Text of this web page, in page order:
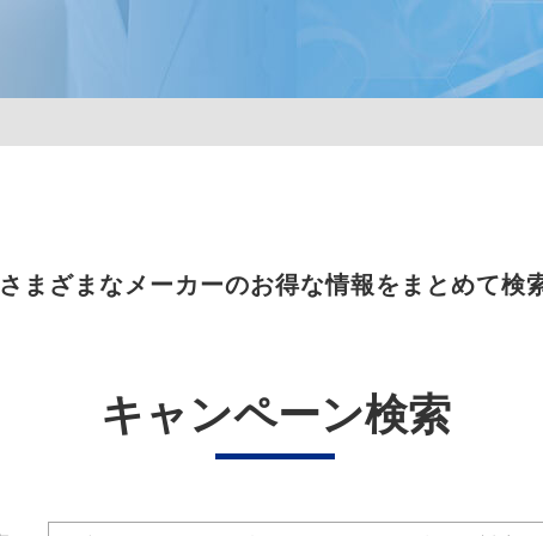
さまざまなメーカーのお得な情報をまとめて検
キャンペーン検索